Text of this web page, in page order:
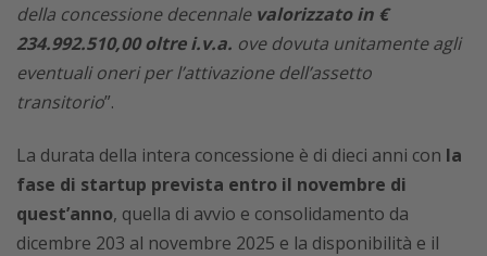
della concessione decennale valorizzato in €
234.992.510,00 oltre i.v.a. ove dovuta unitamente agli
eventuali oneri per l’attivazione dell’assetto
transitorio”.
La durata della intera concessione è di dieci anni con la
fase di startup prevista entro il novembre di
quest’anno, quella di avvio e consolidamento da
dicembre 203 al novembre 2025 e la disponibilità e il